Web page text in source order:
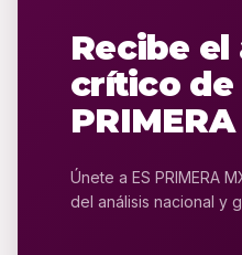
Recibe el
crítico de
Únete a ES PRIMERA
del análisis nacional y